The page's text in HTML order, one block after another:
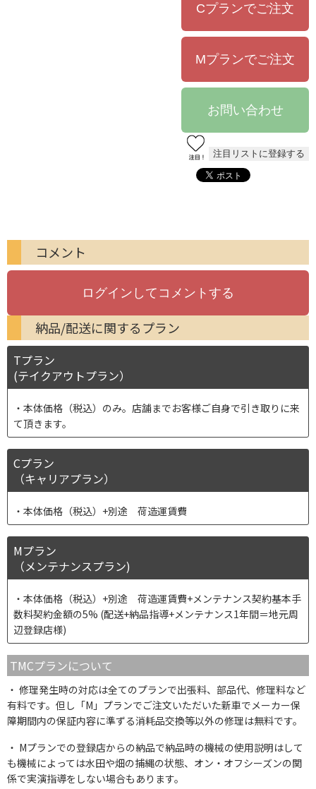
コメント
納品/配送に関するプラン
Tプラン
(テイクアウトプラン）
本体価格（税込）のみ。店舗までお客様ご自身で引き取りに来
て頂きます。
Cプラン
（キャリアプラン）
本体価格（税込）+別途 荷造運賃費
Mプラン
（メンテナンスプラン)
本体価格（税込）+別途 荷造運賃費+メンテナンス契約基本手
数料契約金額の5% (配送+納品指導+メンテナンス1年間＝地元周
辺登録店様)
TMCプランについて
修理発生時の対応は全てのプランで出張料、部品代、修理料など
有料です。但し「M」プランでご注文いただいた新車でメーカー保
障期間内の保証内容に準ずる消耗品交換等以外の修理は無料です。
Mプランでの登録店からの納品で納品時の機械の使用説明はして
も機械によっては水田や畑の捕縄の状態、オン・オフシーズンの関
係で実演指導をしない場合もあります。